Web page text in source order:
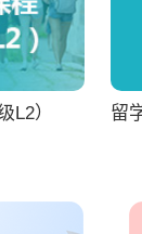
L2） 留